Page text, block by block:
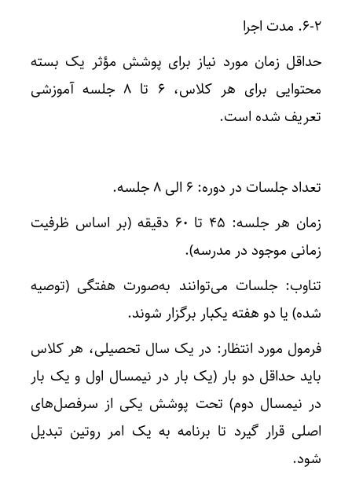
۶-۲. مدت اجرا
حداقل زمان مورد نیاز برای پوشش مؤثر یک بسته
محتوایی برای هر کلاس، ۶ تا ۸ جلسه آموزشی
تعریف شده است.
تعداد جلسات در دوره: ۶ الی ۸ جلسه.
زمان هر جلسه: ۴۵ تا ۶۰ دقیقه (بر اساس ظرفیت
زمانی موجود در مدرسه).
تناوب: جلسات می‌توانند به‌صورت هفتگی (توصیه
شده) یا دو هفته یکبار برگزار شوند.
فرمول مورد انتظار: در یک سال تحصیلی، هر کلاس
باید حداقل دو بار (یک بار در نیمسال اول و یک بار
در نیمسال دوم) تحت پوشش یکی از سرفصل‌های
اصلی قرار گیرد تا برنامه به یک امر روتین تبدیل
شود.